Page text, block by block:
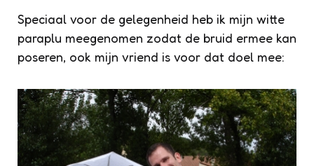
Speciaal voor de gelegenheid heb ik mijn witte
paraplu meegenomen zodat de bruid ermee kan
poseren, ook mijn vriend is voor dat doel mee: